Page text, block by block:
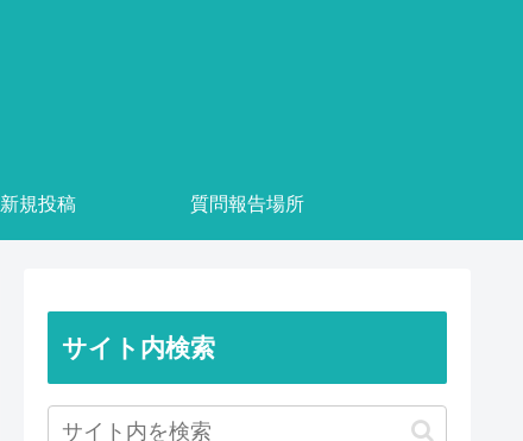
新規投稿 質問報告場所
サイト内検索